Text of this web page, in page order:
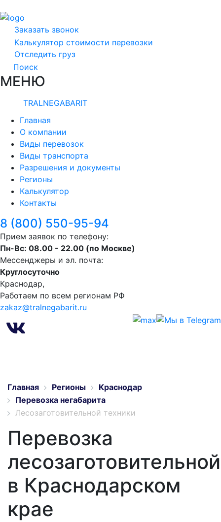
Заказать звонок
Калькулятор стоимости перевозки
Отследить груз
Поиск
МЕНЮ
TRALNEGABARIT
Главная
О компании
Виды перевозок
Виды транспорта
Разрешения и документы
Регионы
Калькулятор
Контакты
8 (800) 550-95-94
Прием заявок по телефону:
Пн-Вс: 08.00 - 22.00 (по Москве)
Мессенджеры и эл. почта:
Круглосуточно
Краснодар,
Работаем по всем регионам РФ
zakaz@tralnegabarit.ru
Главная Регионы
Краснодар
Перевозка негабарита
Лесозаготовительной техники
Перевозка
лесозаготовительной
в Краснодарском
крае